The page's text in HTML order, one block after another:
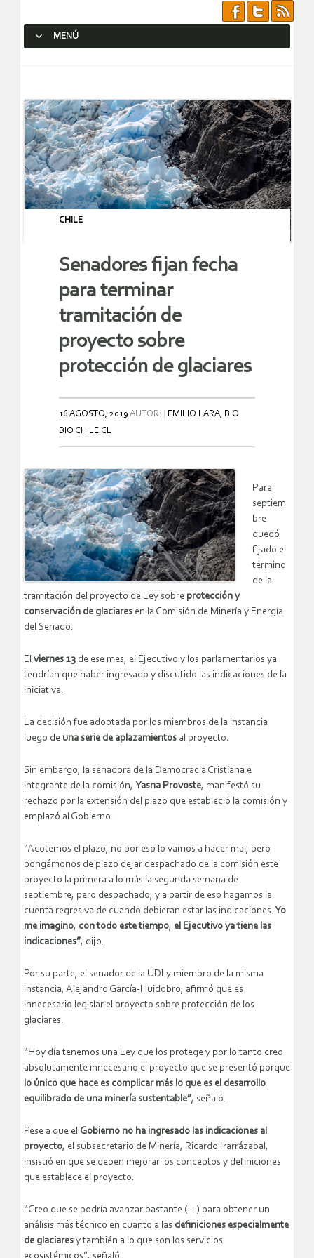
MENÚ
CHILE
Senadores fijan fecha
para terminar
tramitación de
proyecto sobre
protección de glaciares
16 AGOSTO, 2019 AUTOR:
EMILIO LARA, BIO
BIO CHILE.CL
Para
septiem
bre
quedó
fijado el
término
de la
tramitación del proyecto de Ley sobre protección y
conservación de glaciares en la Comisión de Minería y Energía
del Senado.
El viernes 13 de ese mes, el Ejecutivo y los parlamentarios ya
tendrían que haber ingresado y discutido las indicaciones de la
iniciativa.
La decisión fue adoptada por los miembros de la instancia
luego de una serie de aplazamientos al proyecto.
Sin embargo, la senadora de la Democracia Cristiana e
integrante de la comisión, Yasna Provoste, manifestó su
rechazo por la extensión del plazo que estableció la comisión y
emplazó al Gobierno.
“Acotemos el plazo, no por eso lo vamos a hacer mal, pero
pongámonos de plazo dejar despachado de la comisión este
proyecto la primera a lo más la segunda semana de
septiembre, pero despachado, y a partir de eso hagamos la
cuenta regresiva de cuando debieran estar las indicaciones. Yo
me imagino, con todo este tiempo, el Ejecutivo ya tiene las
indicaciones”, dijo.
Por su parte, el senador de la UDI y miembro de la misma
instancia, Alejandro García-Huidobro, afirmó que es
innecesario legislar el proyecto sobre protección de los
glaciares.
“Hoy día tenemos una Ley que los protege y por lo tanto creo
absolutamente innecesario el proyecto que se presentó porque
lo único que hace es complicar más lo que es el desarrollo
equilibrado de una minería sustentable”, señaló.
Pese a que el Gobierno no ha ingresado las indicaciones al
proyecto, el subsecretario de Minería, Ricardo Irarrázabal,
insistió en que se deben mejorar los conceptos y definiciones
que establece el proyecto.
“Creo que se podría avanzar bastante (…) para obtener un
análisis más técnico en cuanto a las definiciones especialmente
de glaciares y también a lo que son los servicios